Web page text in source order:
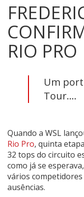
RIO PRO
Um
Tour....
Quando a WSL
Rio Pro, quinta
32 tops do circuito
como já se
vários
ausências.